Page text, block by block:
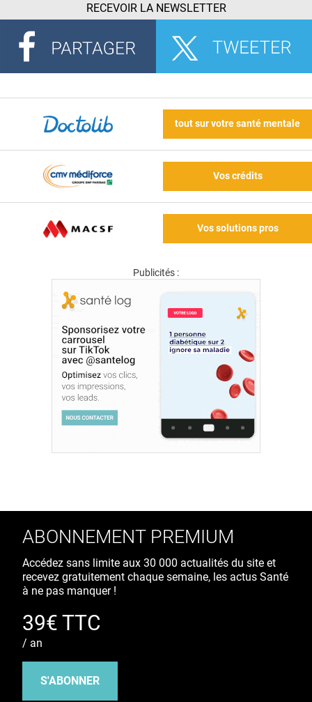
RECEVOIR LA NEWSLETTER
tout sur votre santé mentale
Vos crédits
Vos solutions pros
Publicités :
ABONNEMENT PREMIUM
Accédez sans limite aux 30 000 actualités du site et
recevez gratuitement chaque semaine, les actus Santé
à ne pas manquer !
39€ TTC
/ an
S'ABONNER